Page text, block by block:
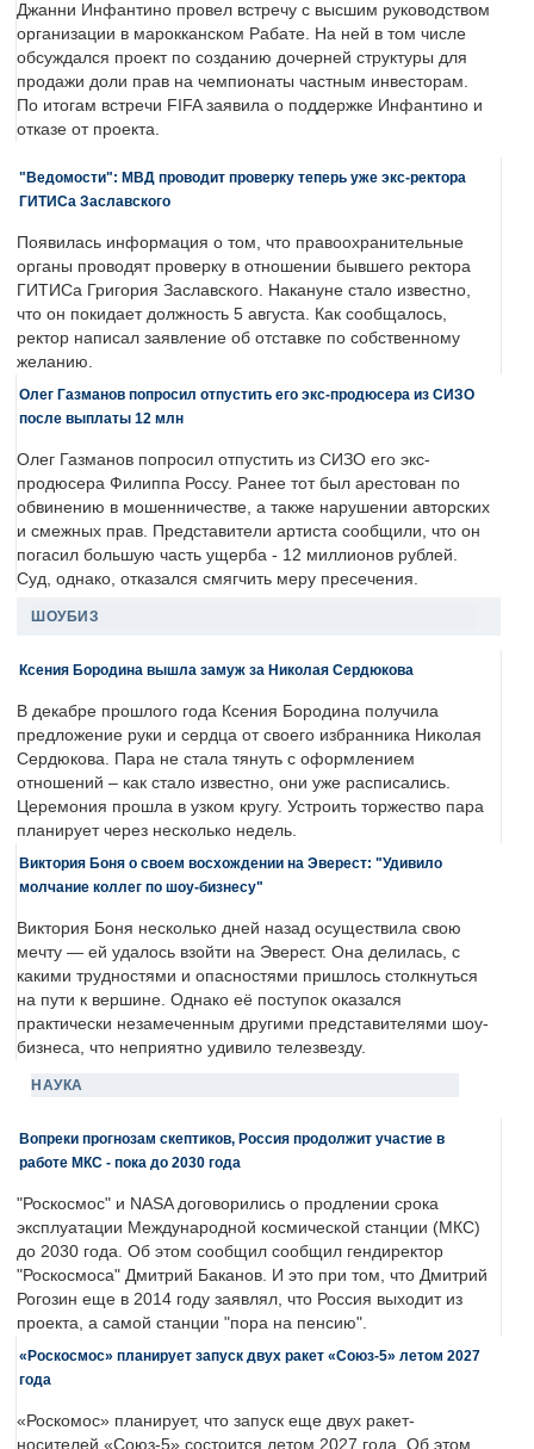
Джанни Инфантино провел встречу с высшим руководством
организации в марокканском Рабате. На ней в том числе
обсуждался проект по созданию дочерней структуры для
продажи доли прав на чемпионаты частным инвесторам.
По итогам встречи FIFA заявила о поддержке Инфантино и
отказе от проекта.
"Ведомости": МВД проводит проверку теперь уже экс-ректора
ГИТИСа Заславского
Появилась информация о том, что правоохранительные
органы проводят проверку в отношении бывшего ректора
ГИТИСа Григория Заславского. Накануне стало известно,
что он покидает должность 5 августа. Как сообщалось,
ректор написал заявление об отставке по собственному
желанию.
Олег Газманов попросил отпустить его экс-продюсера из СИЗО
после выплаты 12 млн
Олег Газманов попросил отпустить из СИЗО его экс-
продюсера Филиппа Россу. Ранее тот был арестован по
обвинению в мошенничестве, а также нарушении авторских
и смежных прав. Представители артиста сообщили, что он
погасил большую часть ущерба - 12 миллионов рублей.
Суд, однако, отказался смягчить меру пресечения.
ШОУБИЗ
Ксения Бородина вышла замуж за Николая Сердюкова
В декабре прошлого года Ксения Бородина получила
предложение руки и сердца от своего избранника Николая
Сердюкова. Пара не стала тянуть с оформлением
отношений – как стало известно, они уже расписались.
Церемония прошла в узком кругу. Устроить торжество пара
планирует через несколько недель.
Виктория Боня о своем восхождении на Эверест: "Удивило
молчание коллег по шоу-бизнесу"
Виктория Боня несколько дней назад осуществила свою
мечту — ей удалось взойти на Эверест. Она делилась, с
какими трудностями и опасностями пришлось столкнуться
на пути к вершине. Однако её поступок оказался
практически незамеченным другими представителями шоу-
бизнеса, что неприятно удивило телезвезду.
НАУКА
Вопреки прогнозам скептиков, Россия продолжит участие в
работе МКС - пока до 2030 года
"Роскосмос" и NASA договорились о продлении срока
эксплуатации Международной космической станции (МКС)
до 2030 года. Об этом сообщил сообщил гендиректор
"Роскосмоса" Дмитрий Баканов. И это при том, что Дмитрий
Рогозин еще в 2014 году заявлял, что Россия выходит из
проекта, а самой станции "пора на пенсию".
«Роскосмос» планирует запуск двух ракет «Союз-5» летом 2027
года
«Роскомос» планирует, что запуск еще двух ракет-
носителей «Союз-5» состоится летом 2027 года. Об этом